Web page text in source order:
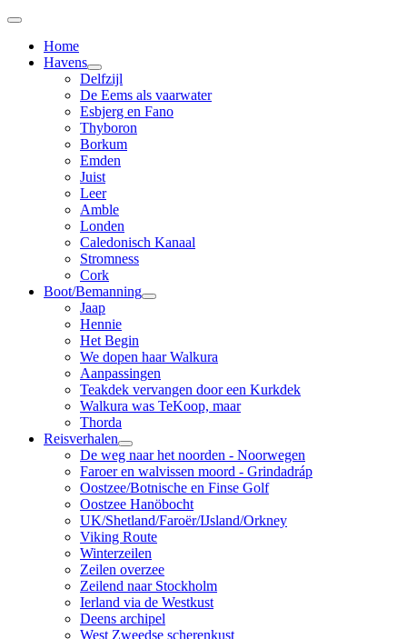
Home
Havens
Delfzijl
De Eems als vaarwater
Esbjerg en Fano
Thyboron
Borkum
Emden
Juist
Leer
Amble
Londen
Caledonisch Kanaal
Stromness
Cork
Boot/Bemanning
Jaap
Hennie
Het Begin
We dopen haar Walkura
Aanpassingen
Teakdek vervangen door een Kurkdek
Walkura was TeKoop, maar
Thorda
Reisverhalen
De weg naar het noorden - Noorwegen
Faroer en walvissen moord - Grindadráp
Oostzee/Botnische en Finse Golf
Oostzee Hanöbocht
UK/Shetland/Faroër/IJsland/Orkney
Viking Route
Winterzeilen
Zeilen overzee
Zeilend naar Stockholm
Ierland via de Westkust
Deens archipel
West Zweedse scherenkust